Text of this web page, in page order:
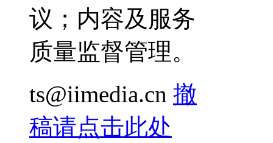
议；内容及服务
质量监督管理。
ts@iimedia.cn 撤
稿请点击此处